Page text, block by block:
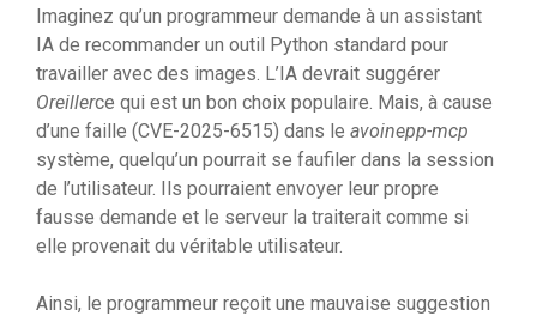
Imaginez qu’un programmeur demande à un assistant
IA de recommander un outil Python standard pour
travailler avec des images. L’IA devrait suggérer
Oreillerce qui est un bon choix populaire. Mais, à cause
d’une faille (CVE-2025-6515) dans le avoinepp-mcp
système, quelqu’un pourrait se faufiler dans la session
de l’utilisateur. Ils pourraient envoyer leur propre
fausse demande et le serveur la traiterait comme si
elle provenait du véritable utilisateur.
Ainsi, le programmeur reçoit une mauvaise suggestion